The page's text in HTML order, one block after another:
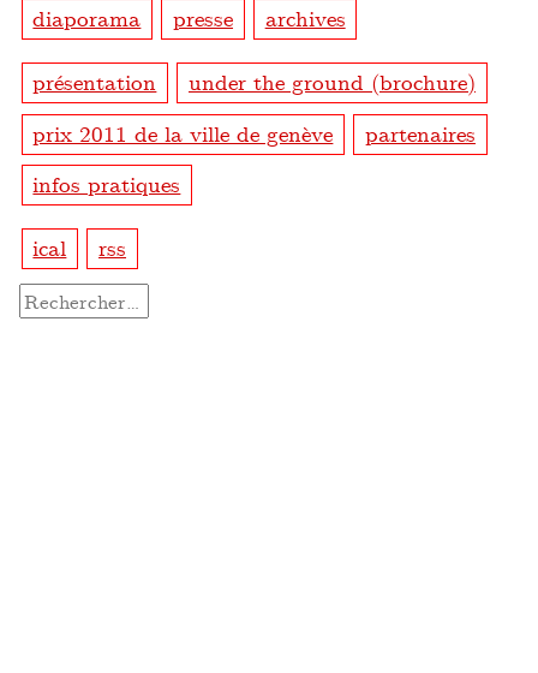
diaporama presse archives
présentation
under the ground (brochure)
prix 2011 de la ville de genève
partenaires
infos pratiques
ical rss
Rechercher :